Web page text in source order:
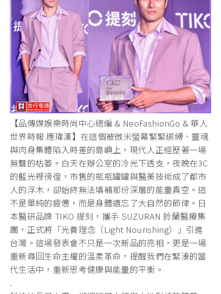
【品傳媒娛樂時尚中心總編 & NeoFashionGo & 華人
世界時報 應瑋漢】在這個被微米螢幕緊緊綁縛、靈魂
與肉身集體陷入時差的島嶼上，現代人正經歷著一場
無聲的枯萎。白天在辦公室的冷光下透支，夜晚在3C
的藍光裡徬徨，市售的瓶瓶罐罐與醫美技術成了都市
人的浮木，卻始終無法填補那份深層的能量真空。這
不是單純的疲憊，而是身體遺忘了大自然的節律。日
本醫研品牌 TIKO 提刻，攜手 SUZURAN 鈴蘭醫療集
團，正式將「光養理念（Light Nourishing）」引進
台灣。這場發表會不只是一次新品的亮相，更是一場
重新尋回生命主權的溫柔革命，提醒我們在緊湊的當
代生活中，重新思考健康與能量的平衡。
.